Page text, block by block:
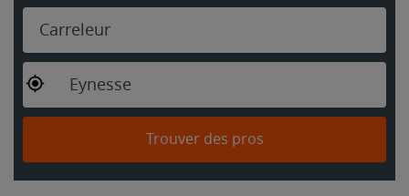
Carreleur
Eynesse
Trouver des pros